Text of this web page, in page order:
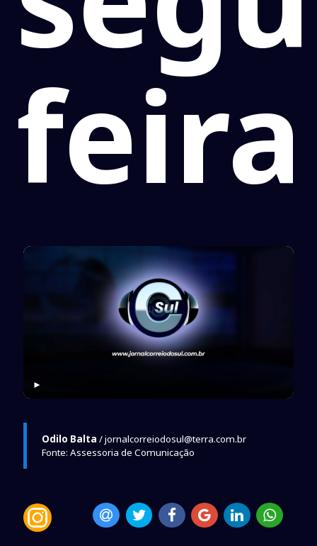
feira
►
Odilo Balta / jornalcorreiodosul@terra.com.br
Fonte: Assessoria de Comunicação